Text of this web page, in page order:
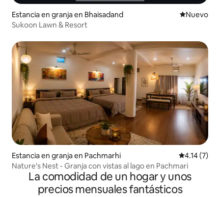
Estancia en granja en Bhaisadand Nuevo
Nuevo
Sukoon Lawn & Resort
Estancia en granja en Pachmarhi Calificación
4.14 (7)
Nature's Nest - Granja con vistas al lago en Pachmari
La comodidad de un hogar y unos
precios mensuales fantásticos